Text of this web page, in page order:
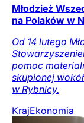
Młodzież
na Polaków w
Od 14 lutego
pomoc
skupionej
w Rybnicy.
KrajEkonomia